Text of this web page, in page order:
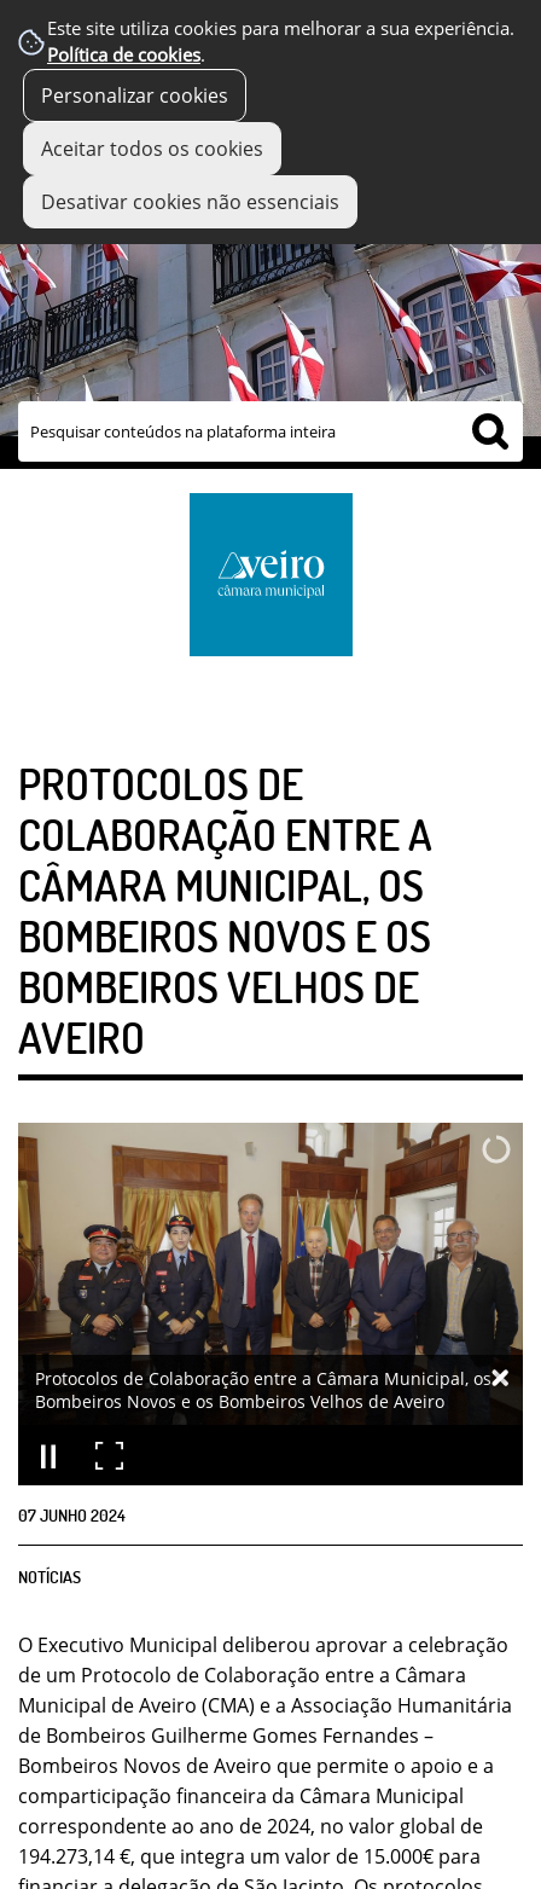
Este site utiliza cookies para melhorar a sua experiência.
Política de cookies.
Personalizar cookies
Aceitar todos os cookies
Desativar cookies não essenciais
links úteis
PROTOCOLOS DE
COLABORAÇÃO ENTRE A
CÂMARA MUNICIPAL, OS
BOMBEIROS NOVOS E OS
BOMBEIROS VELHOS DE
AVEIRO
Protocolos de Colaboração entre a Câmara Municipal, os
Bombeiros Novos e os Bombeiros Velhos de Aveiro
07JUNHO2024
NOTÍCIAS
O Executivo Municipal deliberou aprovar a celebração
de um Protocolo de Colaboração entre a Câmara
Municipal de Aveiro (CMA) e a Associação Humanitária
de Bombeiros Guilherme Gomes Fernandes –
Bombeiros Novos de Aveiro que permite o apoio e a
comparticipação financeira da Câmara Municipal
correspondente ao ano de 2024, no valor global de
194.273,14 €, que integra um valor de 15.000€ para